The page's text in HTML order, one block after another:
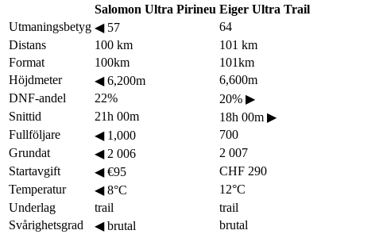
Salomon Ultra Pirineu Eiger Ultra Trail
Utmaningsbetyg ◀57
64
Distans
100 km
101 km
Format
100km
101km
Höjdmeter
◀6,200m
6,600m
DNF-andel
22% 20% ▶
Snittid
21h 00m 18h 00m ▶
Fullföljare
◀1,000
700
Grundat
◀2 006
2 007
Startavgift
◀€95
CHF 290
Temperatur
◀8°C
12°C
Underlag
trail
trail
Svårighetsgrad
◀brutal
brutal